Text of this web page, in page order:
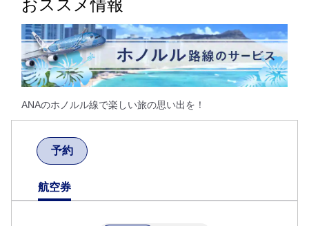
おススメ情報
ANAのホノルル線で楽しい旅の思い出を！
予約
航空券